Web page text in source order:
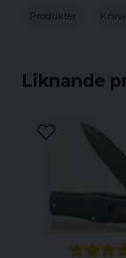
Liknande
Det ger
risken
under
lämplig
Produkter